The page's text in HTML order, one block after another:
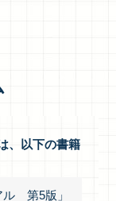
、以下の書籍
ル 第5版」